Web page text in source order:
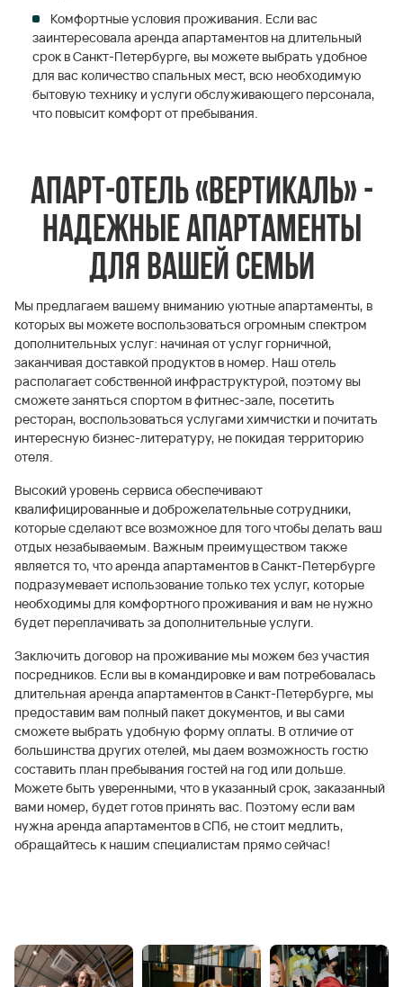
Комфортные условия проживания. Если вас
заинтересовала аренда апартаментов на длительный
срок в Санкт-Петербурге, вы можете выбрать удобное
для вас количество спальных мест, всю необходимую
бытовую технику и услуги обслуживающего персонала,
что повысит комфорт от пребывания.
Апарт-отель «Вертикаль» -
надежные апартаменты
для вашей семьи
Мы предлагаем вашему вниманию уютные апартаменты, в
которых вы можете воспользоваться огромным спектром
дополнительных услуг: начиная от услуг горничной,
заканчивая доставкой продуктов в номер. Наш отель
располагает собственной инфраструктурой, поэтому вы
сможете заняться спортом в фитнес-зале, посетить
ресторан, воспользоваться услугами химчистки и почитать
интересную бизнес-литературу, не покидая территорию
отеля.
Высокий уровень сервиса обеспечивают
квалифицированные и доброжелательные сотрудники,
которые сделают все возможное для того чтобы делать ваш
отдых незабываемым. Важным преимуществом также
является то, что аренда апартаментов в Санкт-Петербурге
подразумевает использование только тех услуг, которые
необходимы для комфортного проживания и вам не нужно
будет переплачивать за дополнительные услуги.
Заключить договор на проживание мы можем без участия
посредников. Если вы в командировке и вам потребовалась
длительная аренда апартаментов в Санкт-Петербурге, мы
предоставим вам полный пакет документов, и вы сами
сможете выбрать удобную форму оплаты. В отличие от
большинства других отелей, мы даем возможность гостю
составить план пребывания гостей на год или дольше.
Можете быть уверенными, что в указанный срок, заказанный
вами номер, будет готов принять вас. Поэтому если вам
нужна аренда апартаментов в СПб, не стоит медлить,
обращайтесь к нашим специалистам прямо сейчас!